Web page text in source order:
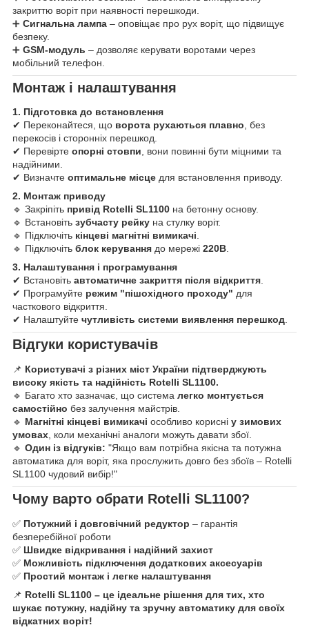
закриттю воріт при наявності перешкоди.
➕ Сигнальна лампа – оповіщає про рух воріт, що підвищує
безпеку.
➕ GSM-модуль – дозволяє керувати воротами через
мобільний телефон.
Монтаж і налаштування
1. Підготовка до встановлення
✔ Переконайтеся, що ворота рухаються плавно, без
перекосів і сторонніх перешкод.
✔ Перевірте опорні стовпи, вони повинні бути міцними та
надійними.
✔ Визначте оптимальне місце для встановлення приводу.
2. Монтаж приводу
🔹 Закріпіть привід Rotelli SL1100 на бетонну основу.
🔹 Встановіть зубчасту рейку на стулку воріт.
🔹 Підключіть кінцеві магнітні вимикачі.
🔹 Підключіть блок керування до мережі 220В.
3. Налаштування і програмування
✔ Встановіть автоматичне закриття після відкриття.
✔ Програмуйте режим "пішохідного проходу" для
часткового відкриття.
✔ Налаштуйте чутливість системи виявлення перешкод.
Відгуки користувачів
📌 Користувачі з різних міст України підтверджують
високу якість та надійність Rotelli SL1100.
🔹 Багато хто зазначає, що система легко монтується
самостійно без залучення майстрів.
🔹 Магнітні кінцеві вимикачі особливо корисні у зимових
умовах , коли механічні аналоги можуть давати збої.
🔹 Один із відгуків: "Якщо вам потрібна якісна та потужна
автоматика для воріт, яка прослужить довго без збоїв – Rotelli
SL1100 чудовий вибір!"
Чому варто обрати Rotelli SL1100?
✅ Потужний і довговічний редуктор – гарантія
безперебійної роботи
✅ Швидке відкривання і надійний захист
✅ Можливість підключення додаткових аксесуарів
✅ Простий монтаж і легке налаштування
📌 Rotelli SL1100 – це ідеальне рішення для тих, хто
шукає потужну, надійну та зручну автоматику для своїх
відкатних воріт!